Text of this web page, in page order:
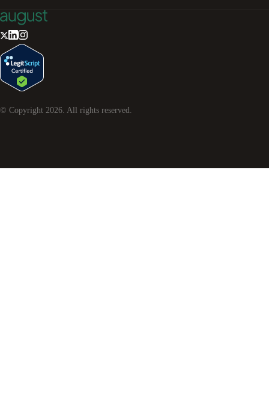
© Copyright 2026 . All rights reserved.